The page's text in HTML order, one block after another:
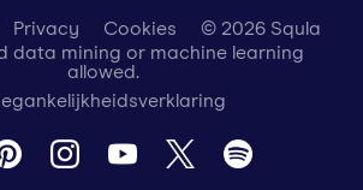
Privacy Cookies
© 2026 Squla
data mining or machine learning
allowed.